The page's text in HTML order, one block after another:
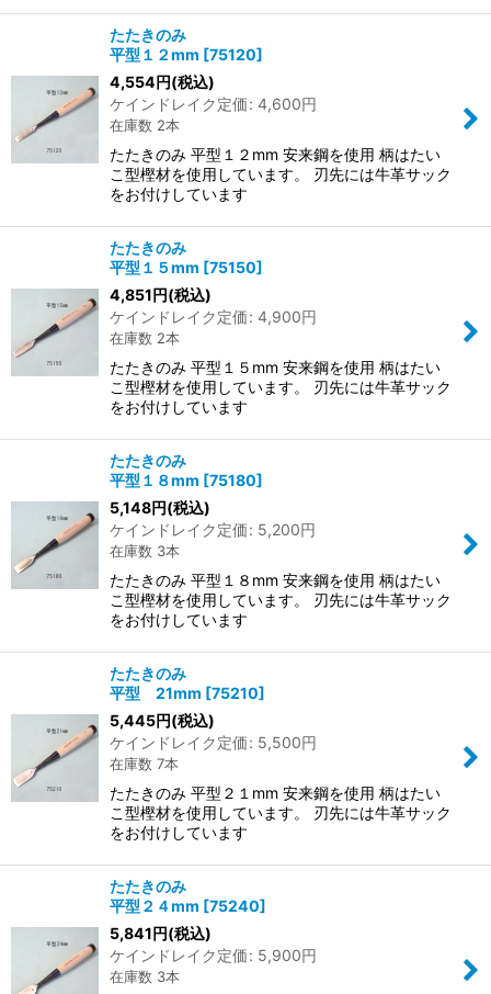
たたきのみ
平型１２mm [75120]
4,554円(税込)
ケインドレイク定価: 4,600円
在庫数 2本
たたきのみ 平型１２mm 安来鋼を使用 柄はたい
こ型樫材を使用しています。 刃先には牛革サック
をお付けしています
たたきのみ
平型１５mm [75150]
4,851円(税込)
ケインドレイク定価: 4,900円
在庫数 2本
たたきのみ 平型１５mm 安来鋼を使用 柄はたい
こ型樫材を使用しています。 刃先には牛革サック
をお付けしています
たたきのみ
平型１８mm [75180]
5,148円(税込)
ケインドレイク定価: 5,200円
在庫数 3本
たたきのみ 平型１８mm 安来鋼を使用 柄はたい
こ型樫材を使用しています。 刃先には牛革サック
をお付けしています
たたきのみ
平型 21mm [75210]
5,445円(税込)
ケインドレイク定価: 5,500円
在庫数 7本
たたきのみ 平型２１mm 安来鋼を使用 柄はたい
こ型樫材を使用しています。 刃先には牛革サック
をお付けしています
たたきのみ
平型２４mm [75240]
5,841円(税込)
ケインドレイク定価: 5,900円
在庫数 3本